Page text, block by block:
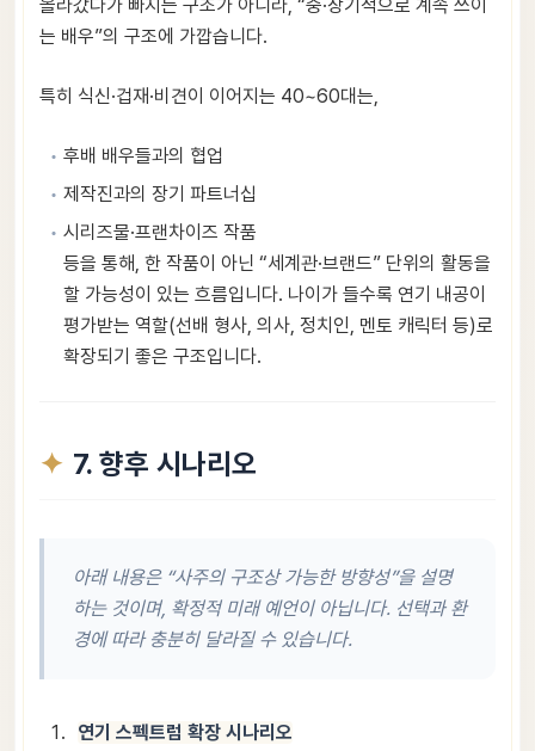
올라갔다가 빠지는 구조가 아니라, “중·장기적으로 계속 쓰이
는 배우”의 구조에 가깝습니다.
특히 식신·겁재·비견이 이어지는 40~60대는,
후배 배우들과의 협업
제작진과의 장기 파트너십
시리즈물·프랜차이즈 작품
등을 통해, 한 작품이 아닌 “세계관·브랜드” 단위의 활동을
할 가능성이 있는 흐름입니다. 나이가 들수록 연기 내공이
평가받는 역할(선배 형사, 의사, 정치인, 멘토 캐릭터 등)로
확장되기 좋은 구조입니다.
7. 향후 시나리오
아래 내용은 “사주의 구조상 가능한 방향성”을 설명
하는 것이며, 확정적 미래 예언이 아닙니다. 선택과 환
경에 따라 충분히 달라질 수 있습니다.
연기 스펙트럼 확장 시나리오